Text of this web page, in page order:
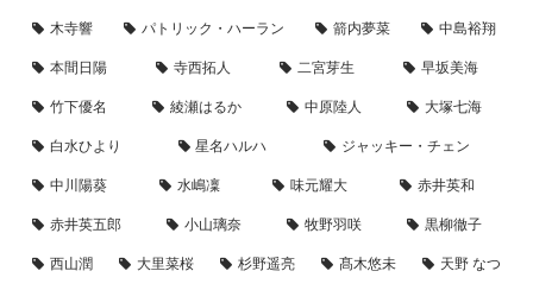
木寺響
パトリック・ハーラン 箭内夢菜
中島裕翔
本間日陽
寺西拓人 二宮芽生
早坂美海
竹下優名
綾瀬はるか 中原陸人
大塚七海
白水ひより
星名ハルハ
ジャッキー・チェン
中川陽葵
水嶋凜 味元耀大
赤井英和
赤井英五郎
小山璃奈 牧野羽咲
黒柳徹子
西山潤
大里菜桜 杉野遥亮 髙木悠未
天野 なつ